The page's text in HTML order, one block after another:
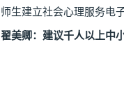
师生建立社会心理服务电
翟美卿：建议千人以上中